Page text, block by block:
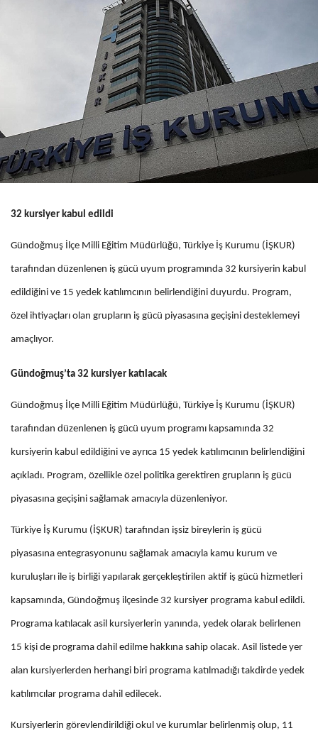
32 kursiyer kabul edildi
Gündoğmuş İlçe Milli Eğitim Müdürlüğü, Türkiye İş Kurumu (İŞKUR)
tarafından düzenlenen iş gücü uyum programında 32 kursiyerin kabul
edildiğini ve 15 yedek katılımcının belirlendiğini duyurdu. Program,
özel ihtiyaçları olan grupların iş gücü piyasasına geçişini desteklemeyi
amaçlıyor.
Gündoğmuş’ta 32 kursiyer katılacak
Gündoğmuş İlçe Milli Eğitim Müdürlüğü, Türkiye İş Kurumu (İŞKUR)
tarafından düzenlenen iş gücü uyum programı kapsamında 32
kursiyerin kabul edildiğini ve ayrıca 15 yedek katılımcının belirlendiğini
açıkladı. Program, özellikle özel politika gerektiren grupların iş gücü
piyasasına geçişini sağlamak amacıyla düzenleniyor.
Türkiye İş Kurumu (İŞKUR) tarafından işsiz bireylerin iş gücü
piyasasına entegrasyonunu sağlamak amacıyla kamu kurum ve
kuruluşları ile iş birliği yapılarak gerçekleştirilen aktif iş gücü hizmetleri
kapsamında, Gündoğmuş ilçesinde 32 kursiyer programa kabul edildi.
Programa katılacak asil kursiyerlerin yanında, yedek olarak belirlenen
15 kişi de programa dahil edilme hakkına sahip olacak. Asil listede yer
alan kursiyerlerden herhangi biri programa katılmadığı takdirde yedek
katılımcılar programa dahil edilecek.
Kursiyerlerin görevlendirildiği okul ve kurumlar belirlenmiş olup, 11